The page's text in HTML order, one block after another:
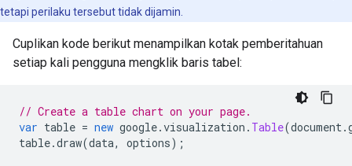
tetapi perilaku tersebut tidak dijamin.
Cuplikan kode berikut menampilkan kotak pemberitahuan
setiap kali pengguna mengklik baris tabel:
// Create a table chart on your page.
var table = new google.visualization . Table(document.
table.draw(data, options);